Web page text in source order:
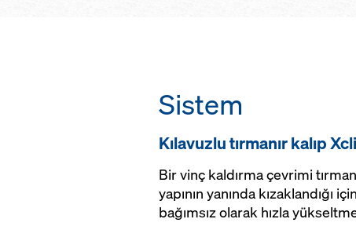
birçok farklı
kullanımına izin
hava koşullarına
aşağı erişimler
sağlamaktadır
çalışanlar tüm
bir güvenlik hissi
akışını hızlandırır
Sistem
Kılavuzlu tırmanır kalıp
Bir vinç kaldırma çevrimi
yapının yanında kızaklandığı
bağımsız olarak hızla